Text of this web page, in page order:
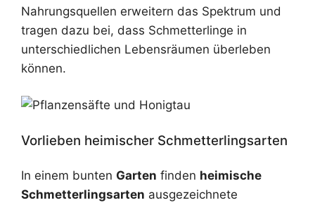
Nahrungsquellen erweitern das Spektrum und
tragen dazu bei, dass Schmetterlinge in
unterschiedlichen Lebensräumen überleben
können.
Vorlieben heimischer Schmetterlingsarten
In einem bunten Garten finden heimische
Schmetterlingsarten ausgezeichnete